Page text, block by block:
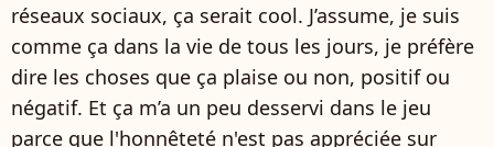
réseaux sociaux, ça serait cool. J’assume, je suis
comme ça dans la vie de tous les jours, je préfère
dire les choses que ça plaise ou non, positif ou
négatif. Et ça m’a un peu desservi dans le jeu
parce que l'honnêteté n'est pas appréciée sur